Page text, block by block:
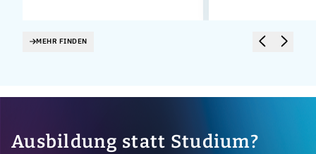
MEHR FINDEN
Ausbildung statt Studium?